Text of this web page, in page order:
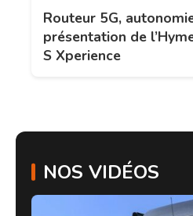
Routeur 5G,
présentation de
S Xperience
NOS VIDÉOS